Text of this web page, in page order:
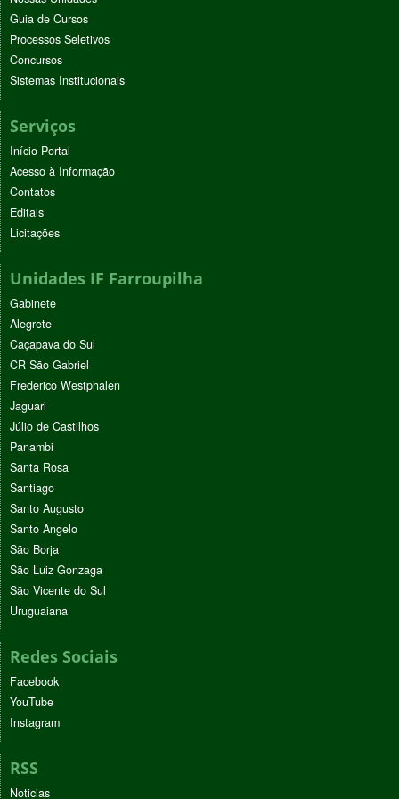
Guia de Cursos
Processos Seletivos
Concursos
Sistemas Institucionais
Serviços
Início Portal
Acesso à Informação
Contatos
Editais
Licitações
Unidades IF Farroupilha
Gabinete
Alegrete
Caçapava do Sul
CR São Gabriel
Frederico Westphalen
Jaguari
Júlio de Castilhos
Panambi
Santa Rosa
Santiago
Santo Augusto
Santo Ângelo
São Borja
São Luiz Gonzaga
São Vicente do Sul
Uruguaiana
Redes Sociais
Facebook
YouTube
Instagram
RSS
Noticias